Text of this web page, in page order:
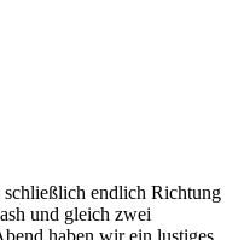
schließlich endlich Richtung
und gleich zwei
haben wir ein lustiges